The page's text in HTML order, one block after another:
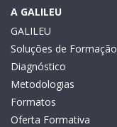
A GALILEU
GALILEU
Soluções de Formação
Diagnóstico
Metodologias
Formatos
Oferta Formativa